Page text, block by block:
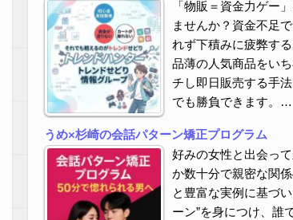
「物販＝資金力ゲー
ませんか？資金不足
れず下積みに疲弊する
品薄の人気商品をい
チし即日販売する手
でも勝負できます。…
うめ×杉崎の会話パターン矯正プログラム
好みの女性と出会っ
か数十分で親密な関
と豊富な実例に基づ
ーン”を身につけ、誰